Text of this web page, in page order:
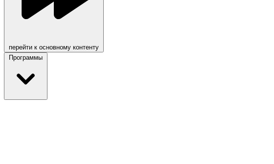
перейти к основному контенту
Программы